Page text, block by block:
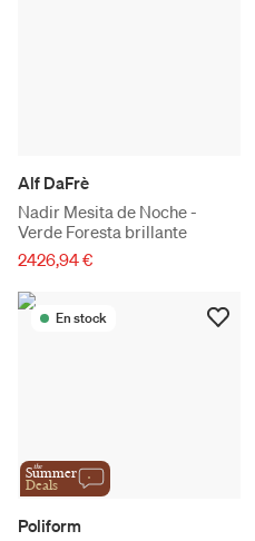
Alf DaFrè
Nadir Mesita de Noche -
Verde Foresta brillante
2426,94 €
En stock
the
Summer
Deals
Poliform